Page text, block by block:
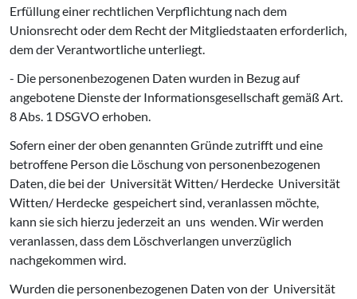
Erfüllung einer rechtlichen Verpflichtung nach dem
Unionsrecht oder dem Recht der Mitgliedstaaten erforderlich,
dem der Verantwortliche unterliegt.
- Die personenbezogenen Daten wurden in Bezug auf
angebotene Dienste der Informationsgesellschaft gemäß Art.
8 Abs. 1 DSGVO erhoben.
Sofern einer der oben genannten Gründe zutrifft und eine
betroffene Person die Löschung von personenbezogenen
Daten, die bei der Universität Witten/ Herdecke Universität
Witten/ Herdecke gespeichert sind, veranlassen möchte,
kann sie sich hierzu jederzeit an uns wenden. Wir werden
veranlassen, dass dem Löschverlangen unverzüglich
nachgekommen wird.
Wurden die personenbezogenen Daten von der Universität